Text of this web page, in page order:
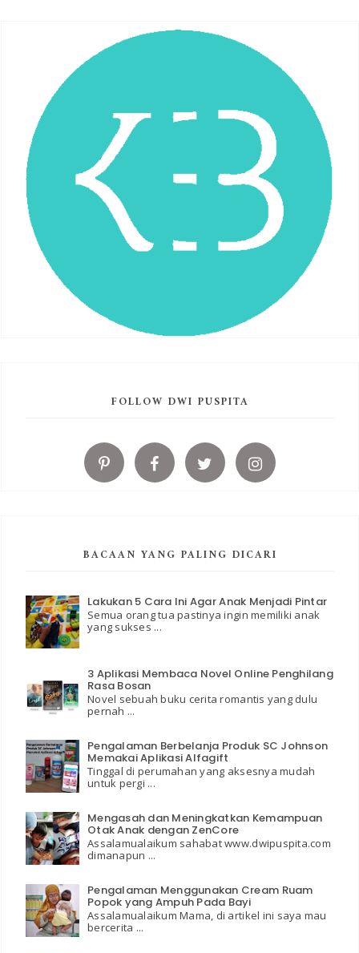
FOLLOW DWI PUSPITA
BACAAN YANG PALING DICARI
Lakukan 5 Cara Ini Agar Anak Menjadi Pintar
Semua orang tua pastinya ingin memiliki anak
yang sukses ...
3 Aplikasi Membaca Novel Online Penghilang
Rasa Bosan
Novel sebuah buku cerita romantis yang dulu
pernah ...
Pengalaman Berbelanja Produk SC Johnson
Memakai Aplikasi Alfagift
Tinggal di perumahan yang aksesnya mudah
untuk pergi ...
Mengasah dan Meningkatkan Kemampuan
Otak Anak dengan ZenCore
Assalamualaikum sahabat www.dwipuspita.com
dimanapun ...
Pengalaman Menggunakan Cream Ruam
Popok yang Ampuh Pada Bayi
Assalamualaikum Mama, di artikel ini saya mau
bercerita ...